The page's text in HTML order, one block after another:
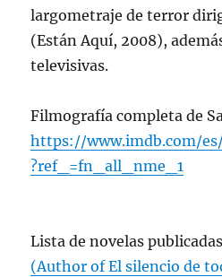
largometraje de terror
(Están Aquí, 2008),
televisivas.
Filmografía completa de
https://www.imdb.com/
?ref_=fn_all_nme_1
Lista de novelas
(Author of El silencio de